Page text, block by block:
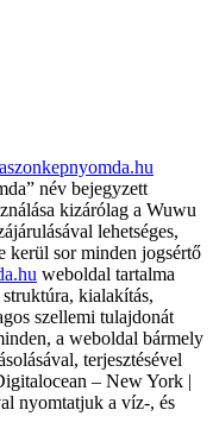
név bejegyzett
kizárólag a Wuwu
lehetséges,
kerül sor minden jogsértő
weboldal tartalma
kialakítás,
szellemi tulajdonát
a weboldal bármely
terjesztésével
– New York |
nyomtatjuk a víz-, és